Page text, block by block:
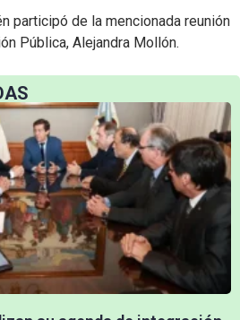
participó de la mencionada reunión
Pública, Alejandra Mollón.